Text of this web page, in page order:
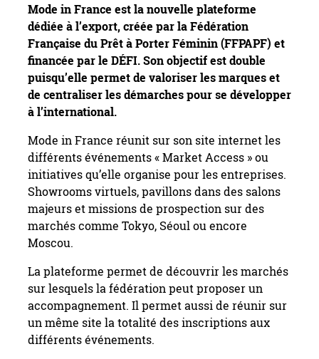
Mode in France est la nouvelle plateforme
dédiée à l’export, créée par la Fédération
Française du Prêt à Porter Féminin (FFPAPF) et
financée par le DÉFI. Son objectif est double
puisqu’elle permet de valoriser les marques et
de centraliser les démarches pour se développer
à l’international.
Mode in France réunit sur son site internet les
différents événements « Market Access » ou
initiatives qu’elle organise pour les entreprises.
Showrooms virtuels, pavillons dans des salons
majeurs et missions de prospection sur des
marchés comme Tokyo, Séoul ou encore
Moscou.
La plateforme permet de découvrir les marchés
sur lesquels la fédération peut proposer un
accompagnement. Il permet aussi de réunir sur
un même site la totalité des inscriptions aux
différents événements.